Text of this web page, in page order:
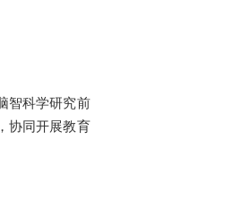
智科学研究前
协同开展教育